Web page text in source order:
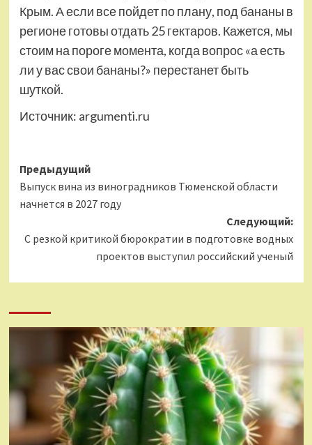
Крым. А если все пойдет по плану, под бананы в
регионе готовы отдать 25 гектаров. Кажется, мы
стоим на пороге момента, когда вопрос «а есть
ли у вас свои бананы?» перестанет быть
шуткой.
Источник: argumenti.ru
Навигация
записи
Предыдущий
Выпуск вина из виноградников Тюменской области
начнется в 2027 году
Следующий:
С резкой критикой бюрократии в подготовке водных
проектов выступил российский ученый